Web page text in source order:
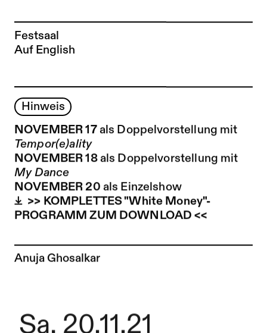
Festsaal
Auf English
Hinweis
NOVEMBER 17als Doppelvorstellung mit
Tempor(e)ality
NOVEMBER 18als Doppelvorstellung mit
My Dance
NOVEMBER 20 als Einzelshow
>> KOMPLETTES "White Money"-
PROGRAMM ZUM DOWNLOAD <<
Zur Künstler*in-Seite von
Anuja Ghosalkar
Sa, 20.11.21